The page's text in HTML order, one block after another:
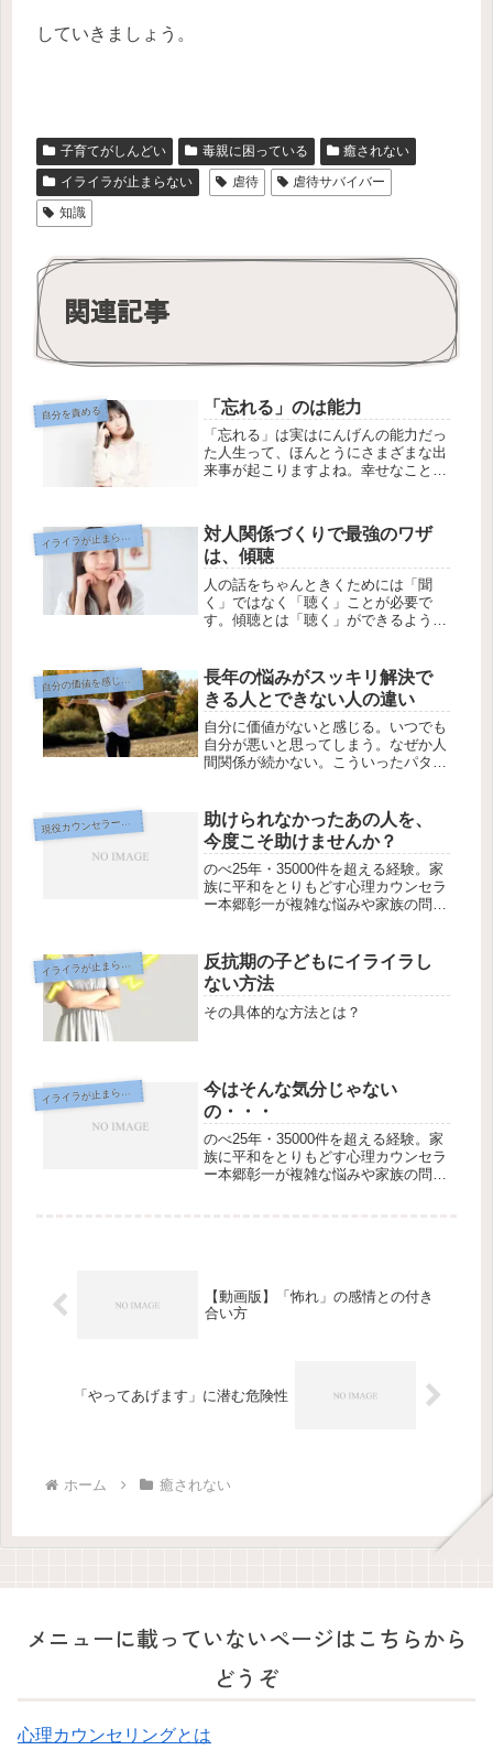
していきましょう。
子育てがしんどい 毒親に困っている
癒されない
イライラが止まらない
虐待
虐待サバイバー
知識
関連記事
自分を責める 「忘れる」のは能力
「忘れる」は実はにんげんの能力だっ
た人生って、ほんとうにさまざまな出
来事が起こりますよね。幸せなことも
深く関わっています。しかし、過去の
出来事が苦しいものであった場合、そ
の...
イ
ライラが止まらない
対人関係づくりで最強のワザ
は、傾聴
人の話をちゃんときくためには「聞
く」ではなく「聴く」ことが必要で
す。傾聴とは「聴く」ができるように
っと仲良くなれたり。 ↓ ↓ ↓続き
はTikTokでご覧くださいね。※Ti...
自
分の価値を感じない
長年の悩みがスッキリ解決で
きる人とできない人の違い
自分に価値がないと感じる。いつでも
自分が悪いと思ってしまう。なぜか人
間関係が続かない。こういったパター
人生が好転する方がおられます。その
一方で、時間もお金も「癒し」にめっ
ち...
現
役カウンセラー専用
助けられなかったあの人を、
今度こそ助けませんか？
のべ25年・35000件を超える経験。家
族に平和をとりもどす心理カウンセラ
ー本郷彰一が複雑な悩みや家族の問
ンzoom対応。
イ
ライラが止まらない
反抗期の子どもにイライラし
ない方法
その具体的な方法とは？
イ
ライラが止まらない
今はそんな気分じゃない
の・・・
のべ25年・35000件を超える経験。家
族に平和をとりもどす心理カウンセラ
ー本郷彰一が複雑な悩みや家族の問
【動画版】「怖れ」の感情との付き
合い方
「やってあげます」に潜む危険性
ホーム 癒されない
メニューに載っていないページはこちらから
どうぞ
心理カウンセリングとは